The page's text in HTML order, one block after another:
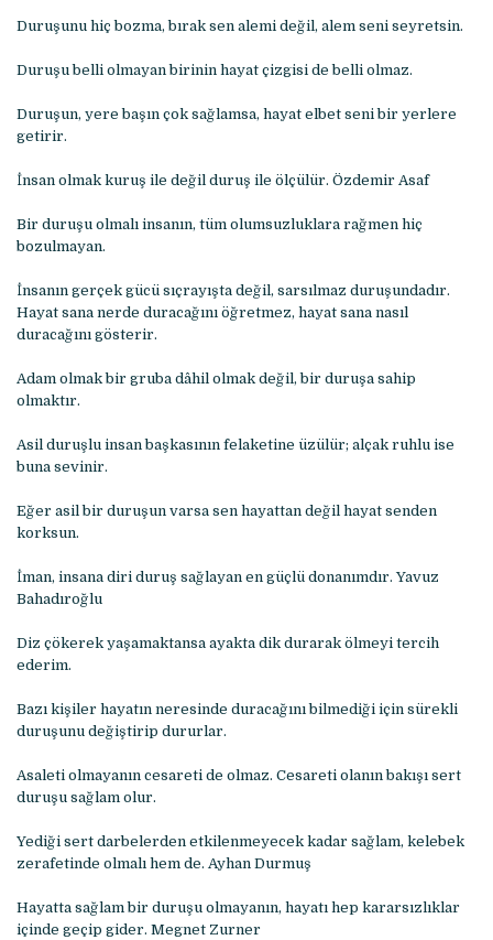
Duruşunu hiç bozma, bırak sen alemi değil, alem seni seyretsin.
Duruşu belli olmayan birinin hayat çizgisi de belli olmaz.
Duruşun, yere başın çok sağlamsa, hayat elbet seni bir yerlere
getirir.
İnsan olmak kuruş ile değil duruş ile ölçülür. Özdemir Asaf
Bir duruşu olmalı insanın, tüm olumsuzluklara rağmen hiç
bozulmayan.
İnsanın gerçek gücü sıçrayışta değil, sarsılmaz duruşundadır.
Hayat sana nerde duracağını öğretmez, hayat sana nasıl
duracağını gösterir.
Adam olmak bir gruba dâhil olmak değil, bir duruşa sahip
olmaktır.
Asil duruşlu insan başkasının felaketine üzülür; alçak ruhlu ise
buna sevinir.
Eğer asil bir duruşun varsa sen hayattan değil hayat senden
korksun.
İman, insana diri duruş sağlayan en güçlü donanımdır. Yavuz
Bahadıroğlu
Diz çökerek yaşamaktansa ayakta dik durarak ölmeyi tercih
ederim.
Bazı kişiler hayatın neresinde duracağını bilmediği için sürekli
duruşunu değiştirip dururlar.
Asaleti olmayanın cesareti de olmaz. Cesareti olanın bakışı sert
duruşu sağlam olur.
Yediği sert darbelerden etkilenmeyecek kadar sağlam, kelebek
zerafetinde olmalı hem de. Ayhan Durmuş
Hayatta sağlam bir duruşu olmayanın, hayatı hep kararsızlıklar
içinde geçip gider. Megnet Zurner